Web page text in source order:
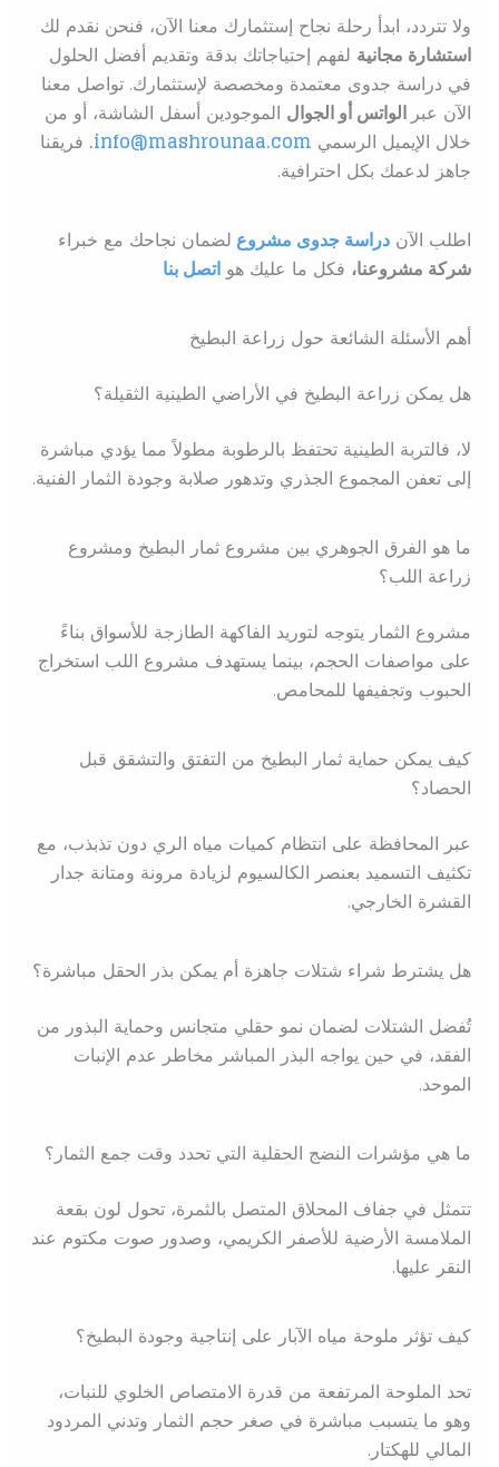
ولا تتردد، ابدأ رحلة نجاح إستثمارك معنا الآن، فنحن نقدم لك
استشارة مجانيةلفهم إحتياجاتك بدقة وتقديم أفضل الحلول
في دراسة جدوى معتمدة ومخصصة لإستثمارك. تواصل معنا
الآن عبرالواتس أو الجوالالموجودين أسفل الشاشة، أو من
خلال الإيميل الرسمي info@mashrounaa.com
.فريقنا
جاهز لدعمك بكل احترافية.
اطلب الآن دراسة جدوى مشروع لضمان نجاحك مع خبراء
شركة مشروعنا،فكل ما عليك هو اتصل بنا
أهم الأسئلة الشائعة حول زراعة البطيخ
هل يمكن زراعة البطيخ في الأراضي الطينية الثقيلة؟
لا، فالتربة الطينية تحتفظ بالرطوبة مطولاً مما يؤدي مباشرة
إلى تعفن المجموع الجذري وتدهور صلابة وجودة الثمار الفنية.
ما هو الفرق الجوهري بين مشروع ثمار البطيخ ومشروع
زراعة اللب؟
مشروع الثمار يتوجه لتوريد الفاكهة الطازجة للأسواق بناءً
على مواصفات الحجم، بينما يستهدف مشروع اللب استخراج
الحبوب وتجفيفها للمحامص.
كيف يمكن حماية ثمار البطيخ من التفتق والتشقق قبل
الحصاد؟
عبر المحافظة على انتظام كميات مياه الري دون تذبذب، مع
تكثيف التسميد بعنصر الكالسيوم لزيادة مرونة ومتانة جدار
القشرة الخارجي.
هل يشترط شراء شتلات جاهزة أم يمكن بذر الحقل مباشرة؟
تُفضل الشتلات لضمان نمو حقلي متجانس وحماية البذور من
الفقد، في حين يواجه البذر المباشر مخاطر عدم الإنبات
الموحد.
ما هي مؤشرات النضج الحقلية التي تحدد وقت جمع الثمار؟
تتمثل في جفاف المحلاق المتصل بالثمرة، تحول لون بقعة
الملامسة الأرضية للأصفر الكريمي، وصدور صوت مكتوم عند
النقر عليها.
كيف تؤثر ملوحة مياه الآبار على إنتاجية وجودة البطيخ؟
تحد الملوحة المرتفعة من قدرة الامتصاص الخلوي للنبات،
وهو ما يتسبب مباشرة في صغر حجم الثمار وتدني المردود
المالي للهكتار.